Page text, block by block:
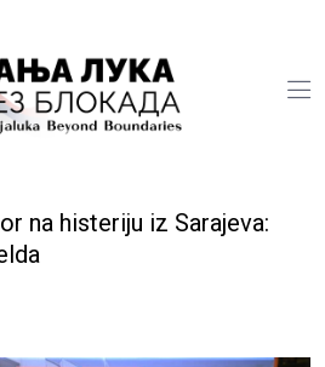
na histeriju iz Sarajeva: